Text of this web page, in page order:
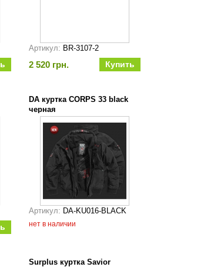
Артикул: BR-3107-2
2 520 грн.
DA куртка CORPS 33 black
черная
Артикул: DA-KU016-BLACK
нет в наличии
Surplus куртка Savior